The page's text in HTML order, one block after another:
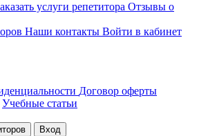
услуги репетитора Отзывы о
Наши контакты Войти в кабинет
Договор оферты
Учебные статьи
Вход